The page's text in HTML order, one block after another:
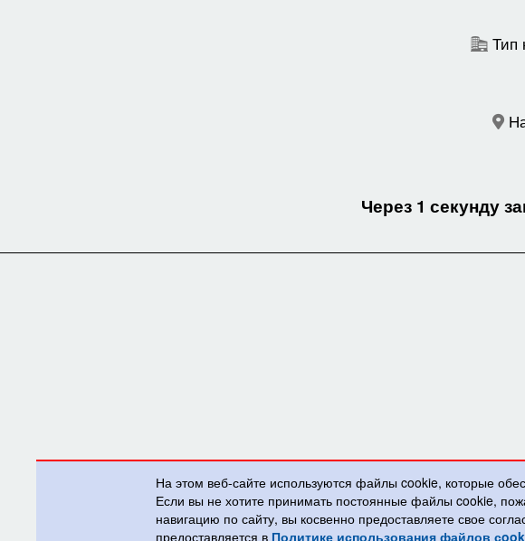
Тип
Через 1 секунду
На этом веб-сайте используются файлы cookie, которые
Если вы не хотите принимать постоянные файлы cookie,
навигацию по сайту, вы косвенно предоставляете свое
предоставляется в Политике использования файлов